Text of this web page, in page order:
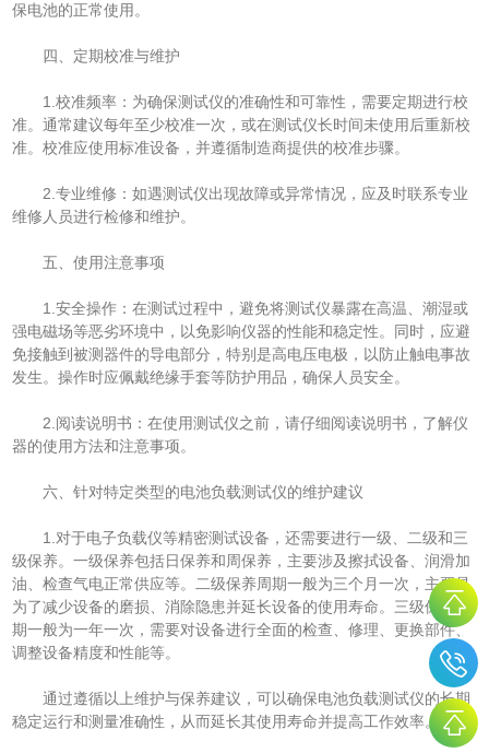
保电池的正常使用。
四、定期校准与维护
1.校准频率：为确保测试仪的准确性和可靠性，需要定期进行校
准。通常建议每年至少校准一次，或在测试仪长时间未使用后重新校
准。校准应使用标准设备，并遵循制造商提供的校准步骤。
2.专业维修：如遇测试仪出现故障或异常情况，应及时联系专业
维修人员进行检修和维护。
五、使用注意事项
1.安全操作：在测试过程中，避免将测试仪暴露在高温、潮湿或
强电磁场等恶劣环境中，以免影响仪器的性能和稳定性。同时，应避
免接触到被测器件的导电部分，特别是高电压电极，以防止触电事故
发生。操作时应佩戴绝缘手套等防护用品，确保人员安全。
2.阅读说明书：在使用测试仪之前，请仔细阅读说明书，了解仪
器的使用方法和注意事项。
六、针对特定类型的电池负载测试仪的维护建议
1.对于电子负载仪等精密测试设备，还需要进行一级、二级和三
级保养。一级保养包括日保养和周保养，主要涉及擦拭设备、润滑加
油、检查气电正常供应等。二级保养周期一般为三个月一次，主要是
为了减少设备的磨损、消除隐患并延长设备的使用寿命。三级保养周
期一般为一年一次，需要对设备进行全面的检查、修理、更换部件、
调整设备精度和性能等。
通过遵循以上维护与保养建议，可以确保电池负载测试仪的长期
稳定运行和测量准确性，从而延长其使用寿命并提高工作效率。